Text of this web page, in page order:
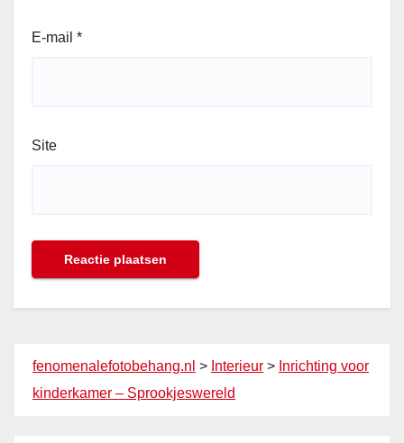
E-mail *
Site
fenomenalefotobehang.nl > Interieur > Inrichting voor
kinderkamer – Sprookjeswereld